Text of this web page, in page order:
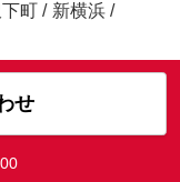
町 / 新横浜 /
せ